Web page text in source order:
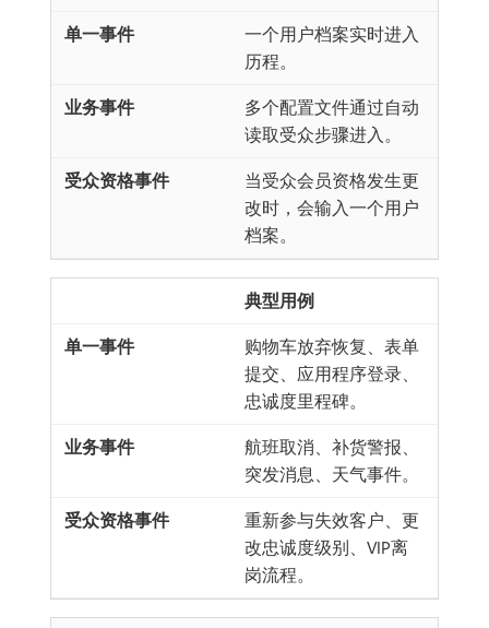
一个用户档案实时进入
历程。
多个配置文件通过自动
读取受众步骤进入。
当受众会员资格发生更
改时，会输入一个用户
档案。
典型用例
购物车放弃恢复、表单
提交、应用程序登录、
忠诚度里程碑。
航班取消、补货警报、
突发消息、天气事件。
重新参与失效客户、更
改忠诚度级别、VIP离
岗流程。